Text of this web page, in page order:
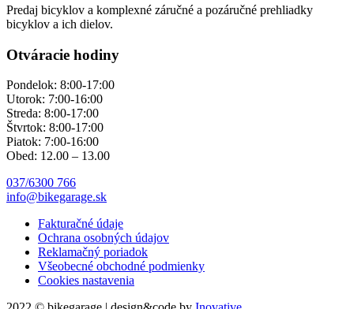
Predaj bicyklov a komplexné záručné a pozáručné prehliadky
bicyklov a ich dielov.
Otváracie hodiny
Pondelok: 8:00-17:00
Utorok: 7:00-16:00
Streda: 8:00-17:00
Štvrtok: 8:00-17:00
Piatok: 7:00-16:00
Obed: 12.00 – 13.00
037/6300 766
info@bikegarage.sk
Fakturačné údaje
Ochrana osobných údajov
Reklamačný poriadok
Všeobecné obchodné podmienky
Cookies nastavenia